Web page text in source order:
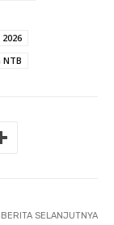
BERITA SELANJUTNYA